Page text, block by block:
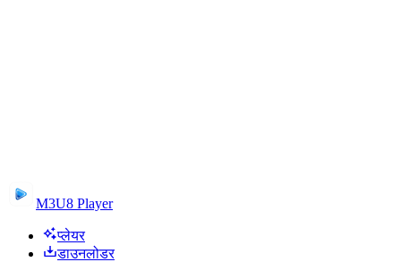
M3U8 Player
प्लेयर
डाउनलोडर